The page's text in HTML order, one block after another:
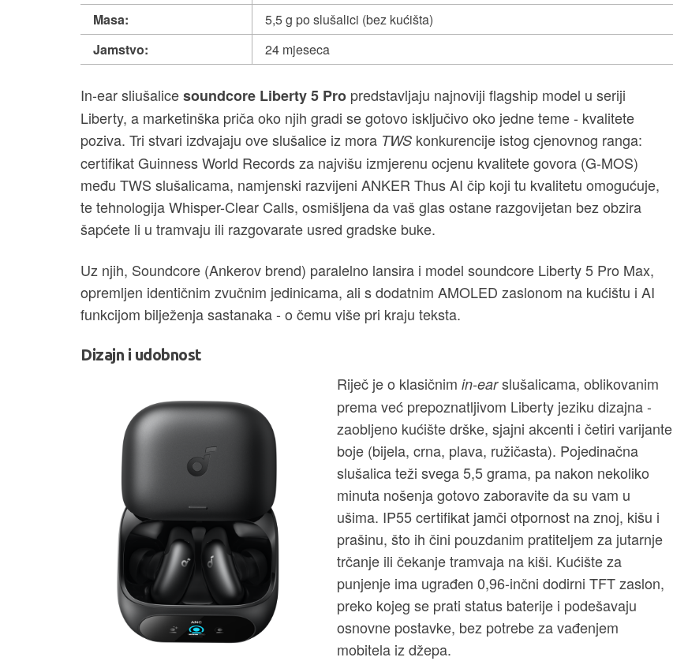
Masa:
5,5 g po slušalici (bez kućišta)
Jamstvo:
24 mjeseca
In-ear sliušalicesoundcore Liberty 5 Pro predstavljaju najnoviji flagship model u seriji
Liberty, a marketinška priča oko njih gradi se gotovo isključivo oko jedne teme - kvalitete
poziva. Tri stvari izdvajaju ove slušalice iz mora TWS konkurencije istog cjenovnog ranga:
certifikat Guinness World Records za najvišu izmjerenu ocjenu kvalitete govora (G-MOS)
među TWS slušalicama, namjenski razvijeni ANKER Thus AI čip koji tu kvalitetu omogućuje,
te tehnologija Whisper-Clear Calls, osmišljena da vaš glas ostane razgovijetan bez obzira
šapćete li u tramvaju ili razgovarate usred gradske buke.
Uz njih, Soundcore (Ankerov brend) paralelno lansira i model soundcore Liberty 5 Pro Max,
opremljen identičnim zvučnim jedinicama, ali s dodatnim AMOLED zaslonom na kućištu i AI
funkcijom bilježenja sastanaka - o čemu više pri kraju teksta.
Dizajn i udobnost
Riječ je o klasičnim in-earslušalicama, oblikovanim
prema već prepoznatljivom Liberty jeziku dizajna -
zaobljeno kućište drške, sjajni akcenti i četiri varijante
boje (bijela, crna, plava, ružičasta). Pojedinačna
slušalica teži svega 5,5 grama, pa nakon nekoliko
minuta nošenja gotovo zaboravite da su vam u
ušima. IP55 certifikat jamči otpornost na znoj, kišu i
prašinu, što ih čini pouzdanim pratiteljem za jutarnje
trčanje ili čekanje tramvaja na kiši. Kućište za
punjenje ima ugrađen 0,96-inčni dodirni TFT zaslon,
preko kojeg se prati status baterije i podešavaju
osnovne postavke, bez potrebe za vađenjem
mobitela iz džepa.